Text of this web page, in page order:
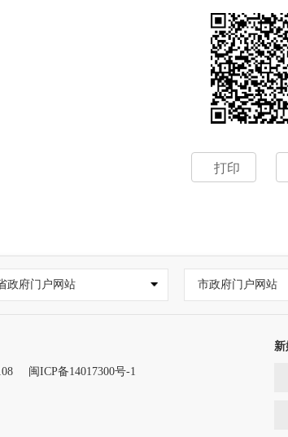
打印
政府门户网站 市政府门户网站
闽ICP备14017300号-1